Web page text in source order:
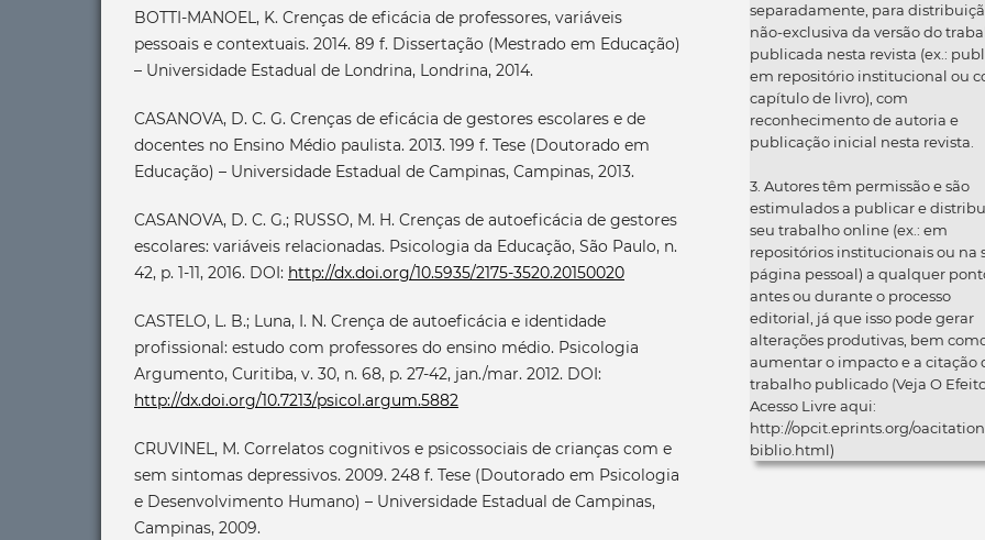
BOTTI-MANOEL, K. Crenças de eficácia de professores, variáveis
pessoais e contextuais. 2014. 89 f. Dissertação (Mestrado em Educação)
– Universidade Estadual de Londrina, Londrina, 2014.
CASANOVA, D. C. G. Crenças de eficácia de gestores escolares e de
docentes no Ensino Médio paulista. 2013. 199 f. Tese (Doutorado em
Educação) – Universidade Estadual de Campinas, Campinas, 2013.
CASANOVA, D. C. G.; RUSSO, M. H. Crenças de autoeficácia de gestores
escolares: variáveis relacionadas. Psicologia da Educação, São Paulo, n.
42, p. 1-11, 2016. DOI: http://dx.doi.org/10.5935/2175-3520.20150020
CASTELO, L. B.; Luna, I. N. Crença de autoeficácia e identidade
profissional: estudo com professores do ensino médio. Psicologia
Argumento, Curitiba, v. 30, n. 68, p. 27-42, jan./mar. 2012. DOI:
http://dx.doi.org/10.7213/psicol.argum.5882
CRUVINEL, M. Correlatos cognitivos e psicossociais de crianças com e
sem sintomas depressivos. 2009. 248 f. Tese (Doutorado em Psicologia
e Desenvolvimento Humano) – Universidade Estadual de Campinas,
Campinas, 2009.
separadamente, para
não-exclusiva da versão do
publicada nesta revista (ex.:
em repositório institucional ou
capítulo de livro), com
reconhecimento de autoria e
publicação inicial nesta revista.
3. Autores têm permissão e são
estimulados a publicar e
seu trabalho online (ex.: em
repositórios institucionais ou na
página pessoal) a qualquer
antes ou durante o processo
editorial, já que isso pode gerar
alterações produtivas, bem
aumentar o impacto e a citação
trabalho publicado (Veja O
Acesso Livre aqui:
http://opcit.eprints.org/
biblio.html)